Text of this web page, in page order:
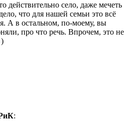
действительно село, даже мечеть
что для нашей семьи это всё
А в остальном, по-моему, вы
про что речь. Впрочем, это не
)
: